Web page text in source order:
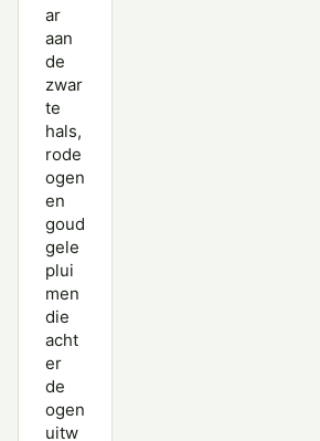
ar
aan
de
zwar
te
hals,
rode
ogen
en
goud
gele
plui
men
die
acht
er
de
ogen
uitw